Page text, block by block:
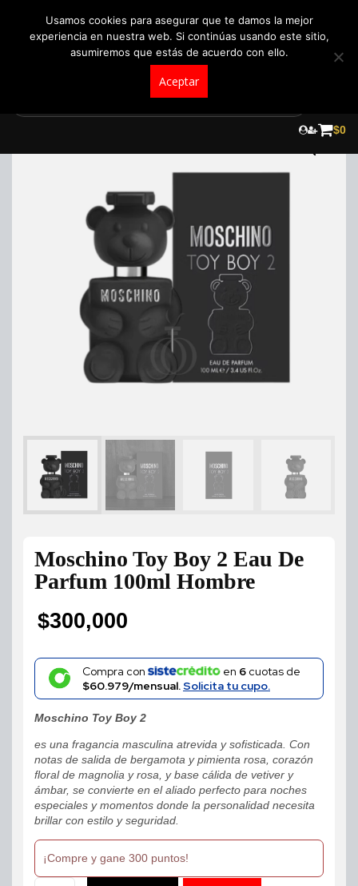
$0
Moschino Toy Boy 2 Eau De
Parfum 100ml Hombre
$300,000
Compra con en 6cuotas de
$60.979/mensual.Solicita tu cupo.
Moschino Toy Boy 2
es una fragancia masculina atrevida y sofisticada. Con
notas de salida de bergamota y pimienta rosa, corazón
floral de magnolia y rosa, y base cálida de vetiver y
ámbar, se convierte en el aliado perfecto para noches
especiales y momentos donde la personalidad necesita
brillar con estilo y seguridad.
¡Compre y gane 300 puntos!
Usamos cookies para asegurar que te damos la mejor
experiencia en nuestra web. Si continúas usando este sitio,
asumiremos que estás de acuerdo con ello.
Aceptar